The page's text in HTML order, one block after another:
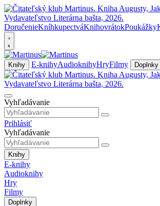
DoručenieKníhkupectváKnihovrátokPoukážky
Knihy E-knihyAudioknihyHryFilmy Doplnky
Vyhľadávanie
Prihlásiť
Vyhľadávanie
Knihy
E-knihy
Audioknihy
Hry
Filmy
Doplnky